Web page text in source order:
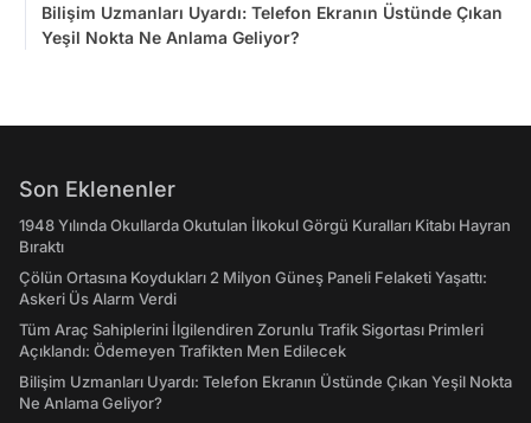
Bilişim Uzmanları Uyardı: Telefon Ekranın Üstünde Çıkan
Yeşil Nokta Ne Anlama Geliyor?
Son Eklenenler
1948 Yılında Okullarda Okutulan İlkokul Görgü Kuralları Kitabı Hayran
Bıraktı
Çölün Ortasına Koydukları 2 Milyon Güneş Paneli Felaketi Yaşattı:
Askeri Üs Alarm Verdi
Tüm Araç Sahiplerini İlgilendiren Zorunlu Trafik Sigortası Primleri
Açıklandı: Ödemeyen Trafikten Men Edilecek
Bilişim Uzmanları Uyardı: Telefon Ekranın Üstünde Çıkan Yeşil Nokta
Ne Anlama Geliyor?